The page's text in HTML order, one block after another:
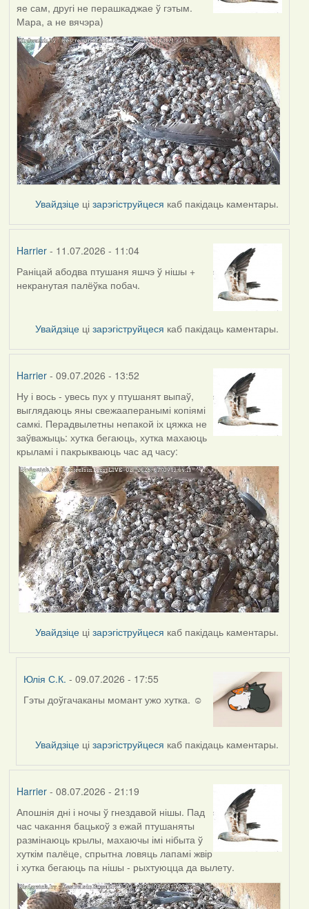
яе сам, другі не перашкаджае ў гэтым.
Мара, а не вячэра)
Увайдзіце цізарэгіструйцеся каб пакідаць каментары.
Harrier- 11.07.2026 - 11:04
Раніцай абодва птушаня яшчэ ў нішы +
некранутая палёўка побач.
Увайдзіце цізарэгіструйцеся каб пакідаць каментары.
Harrier- 09.07.2026 - 13:52
Ну і вось - увесь пух у птушанят выпаў,
выглядаюць яны свежааперанымі копіямі
самкі. Перадвылетны непакой іх цяжка не
заўважыць: хутка бегаюць, хутка махаюць
крыламі і пакрыкваюць час ад часу:
Увайдзіце цізарэгіструйцеся каб пакідаць каментары.
Юлія С.К. - 09.07.2026 - 17:55
In
Гэты доўгачаканы момант ужо хутка. ☺️
Увайдзіце цізарэгіструйцеся каб пакідаць каментары.
Harrier- 08.07.2026 - 21:19
Апошнія дні і ночы ў гнездавой нішы. Пад
час чакання бацькоў з ежай птушаняты
размінаюць крылы, махаючы імі нібыта ў
хуткім палёце, спрытна ловяць лапамі жвір
і хутка бегаюць па нішы - рыхтуюцца да вылету.